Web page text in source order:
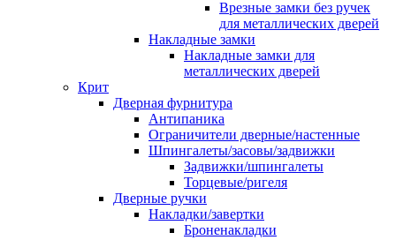
Врезные замки без ручек
для металлических дверей
Накладные замки
Накладные замки для
металлических дверей
Крит
Дверная фурнитура
Антипаника
Ограничители дверные/настенные
Шпингалеты/засовы/задвижки
Задвижки/шпингалеты
Торцевые/ригеля
Дверные ручки
Накладки/завертки
Броненакладки